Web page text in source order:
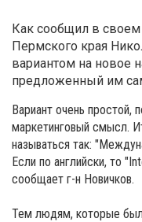
Как сообщил в своем
Пермского края
вариантом на новое
предложенный им
Вариант очень
маркетинговый смысл.
называться так:
Если по английски, то
сообщает г-н Новичков.
Тем людям, которые